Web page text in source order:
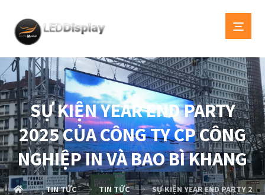
SỰ KIỆN YEAR END PARTY
2025 CỦA CÔNG TY CP CÔNG
NGHIỆP IN VÀ BAO BÌ KHANG
TIN TỨC TIN TỨC
SỰ KIỆN YEAR END PARTY 2